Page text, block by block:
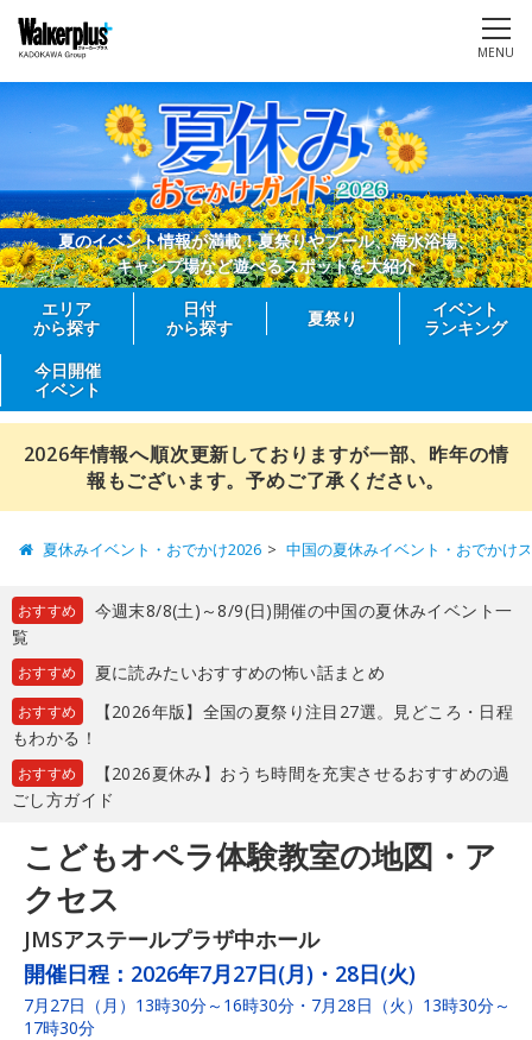
MENU
夏のイベント情報が満載！夏祭りやプール、海水浴場、
キャンプ場など遊べるスポットを大紹介
エリア
から探す
日付
から探す
夏祭り
イベント
ランキング
今日開催
イベント
2026年情報へ順次更新しておりますが一部、昨年の情
報もございます。予めご了承ください。
夏休みイベント・おでかけ2026 中国の夏休みイベント・おでかけ
おすすめ
今週末8/8(土)～8/9(日)開催の中国の夏休みイベント一
覧
おすすめ 夏に読みたいおすすめの怖い話まとめ
おすすめ
【2026年版】全国の夏祭り注目27選。見どころ・日程
もわかる！
おすすめ
【2026夏休み】おうち時間を充実させるおすすめの過
ごし方ガイド
こどもオペラ体験教室の地図・ア
クセス
JMSアステールプラザ中ホール
開催日程： 2026年7月27日(月)・28日(火)
7月27日（月）13時30分～16時30分・7月28日（火）13時30分～
17時30分